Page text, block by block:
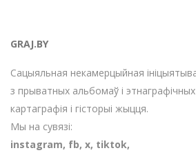
GRAJ.BY
Сацыяльная некамерцыйная
з прыватных альбомаў і
картаграфія і гісторыі жыцця.
Мы на сувязі:
instagram, fb, х, tiktok,